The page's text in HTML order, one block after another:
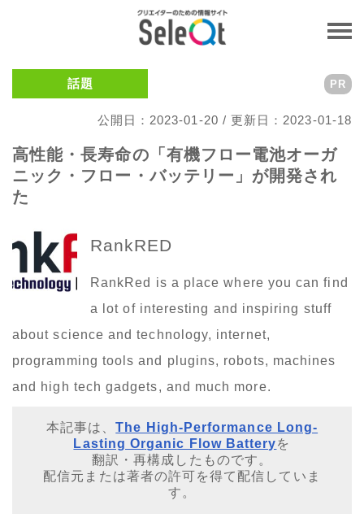
話題
公開日：2023-01-20 / 更新日：2023-01-18
PR
高性能・長寿命の「有機フロー電池オーガ
ニック・フロー・バッテリー」が開発され
た
RankRED
RankRed is a place where you can find
a lot of interesting and inspiring stuff
about science and technology, internet,
programming tools and plugins, robots, machines
and high tech gadgets, and much more.
本記事は、The High-Performance Long-
Lasting Organic Flow Batteryを
翻訳・再構成したものです。
配信元または著者の許可を得て配信していま
す。